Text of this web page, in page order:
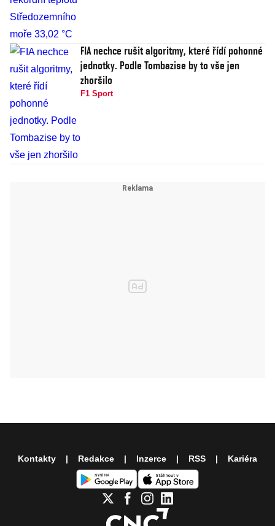
FIA nechce rušit algoritmy, které řídí pohonné
jednotky. Podle Tombazise by to vše jen
zhoršilo
F1 Sport
Kontakty Redakce Inzerce RSS Kariéra